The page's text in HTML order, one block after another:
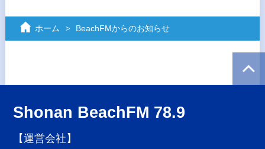
ホーム BeachFMからのお知らせ
Shonan BeachFM 78.9
【運営会社】